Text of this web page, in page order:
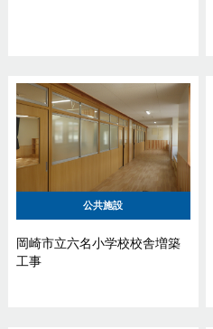
公共施設
岡崎市立六名小学校校舎増築
工事